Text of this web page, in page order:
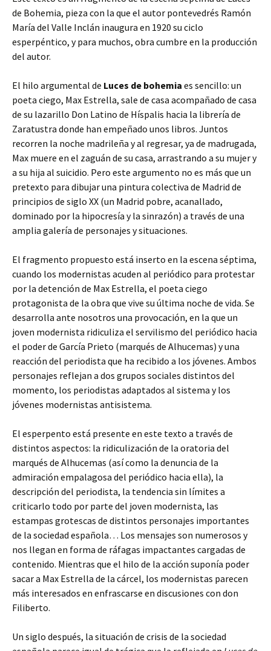
de Bohemia, pieza con la que el autor pontevedrés Ramón
María del Valle Inclán inaugura en 1920 su ciclo
esperpéntico, y para muchos, obra cumbre en la producción
del autor.
El hilo argumental de Luces de bohemia es sencillo: un
poeta ciego, Max Estrella, sale de casa acompañado de casa
de su lazarillo Don Latino de Híspalis hacia la librería de
Zaratustra donde han empeñado unos libros. Juntos
recorren la noche madrileña y al regresar, ya de madrugada,
Max muere en el zaguán de su casa, arrastrando a su mujer y
a su hija al suicidio. Pero este argumento no es más que un
pretexto para dibujar una pintura colectiva de Madrid de
principios de siglo XX (un Madrid pobre, acanallado,
dominado por la hipocresía y la sinrazón) a través de una
amplia galería de personajes y situaciones.
El fragmento propuesto está inserto en la escena séptima,
cuando los modernistas acuden al periódico para protestar
por la detención de Max Estrella, el poeta ciego
protagonista de la obra que vive su última noche de vida. Se
desarrolla ante nosotros una provocación, en la que un
joven modernista ridiculiza el servilismo del periódico hacia
el poder de García Prieto (marqués de Alhucemas) y una
reacción del periodista que ha recibido a los jóvenes. Ambos
personajes reflejan a dos grupos sociales distintos del
momento, los periodistas adaptados al sistema y los
jóvenes modernistas antisistema.
El esperpento está presente en este texto a través de
distintos aspectos: la ridiculización de la oratoria del
marqués de Alhucemas (así como la denuncia de la
admiración empalagosa del periódico hacia ella), la
descripción del periodista, la tendencia sin límites a
criticarlo todo por parte del joven modernista, las
estampas grotescas de distintos personajes importantes
de la sociedad española… Los mensajes son numerosos y
nos llegan en forma de ráfagas impactantes cargadas de
contenido. Mientras que el hilo de la acción suponía poder
sacar a Max Estrella de la cárcel, los modernistas parecen
más interesados en enfrascarse en discusiones con don
Filiberto.
Un siglo después, la situación de crisis de la sociedad